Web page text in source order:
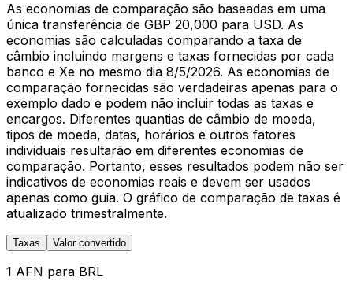
As economias de comparação são baseadas em uma
única transferência de GBP 20,000 para USD. As
economias são calculadas comparando a taxa de
câmbio incluindo margens e taxas fornecidas por cada
banco e Xe no mesmo dia 8/5/2026. As economias de
comparação fornecidas são verdadeiras apenas para o
exemplo dado e podem não incluir todas as taxas e
encargos. Diferentes quantias de câmbio de moeda,
tipos de moeda, datas, horários e outros fatores
individuais resultarão em diferentes economias de
comparação. Portanto, esses resultados podem não ser
indicativos de economias reais e devem ser usados
apenas como guia. O gráfico de comparação de taxas é
atualizado trimestralmente.
Taxas Valor convertido
1 AFN para BRL